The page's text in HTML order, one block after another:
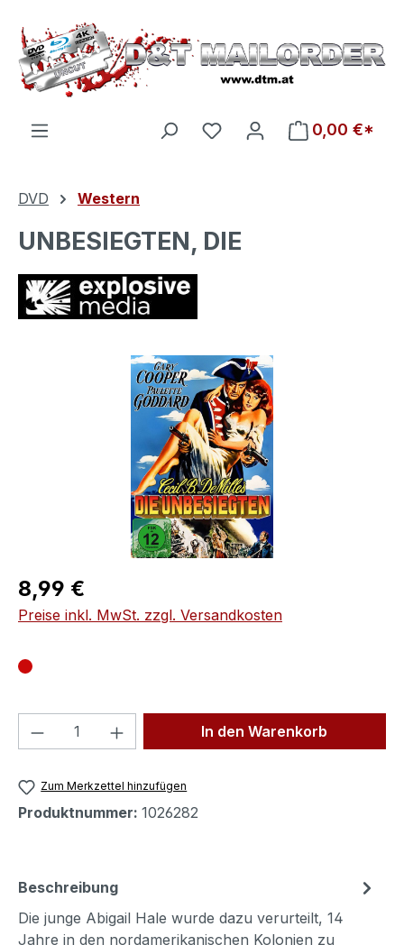
Zum Hauptinhalt springen
Du hast 0 Produkte auf
0,00 €*
DVD Western
UNBESIEGTEN, DIE
Bildergalerie überspringen
Regulärer Preis:
8,99 €
Preise inkl. MwSt. zzgl. Versandkosten
Produkt Anzahl: Gib denIn den Warenkorb
Zum Merkzettel hinzufügen
Produktnummer: 1026282
Beschreibung
Die junge Abigail Hale wurde dazu verurteilt, 14
Jahre in den nordamerikanischen Kolonien zu